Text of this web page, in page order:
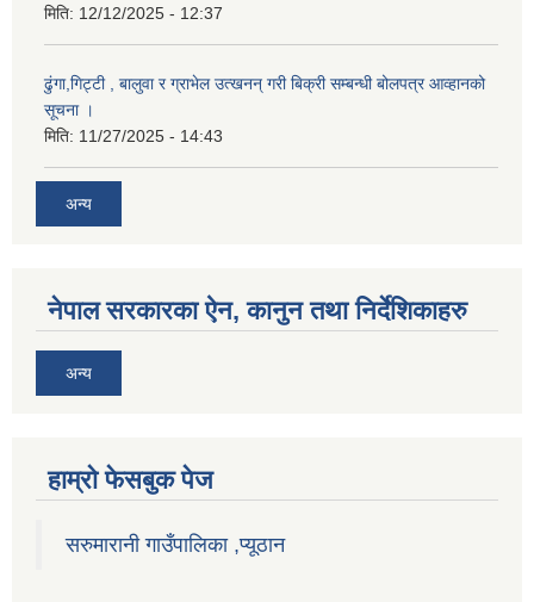
मिति: 12/12/2025 - 12:37
ढुंगा,गिट्टी , बालुवा र ग्राभेल उत्खनन् गरी बिक्री सम्बन्धी बोलपत्र आव्हानको
सूचना ।
मिति: 11/27/2025 - 14:43
अन्य
नेपाल सरकारका ऐन, कानुन तथा निर्देशिकाहरु
अन्य
हाम्राे फेसबुक पेज
सरुमारानी गाउँपालिका ,प्यूठान